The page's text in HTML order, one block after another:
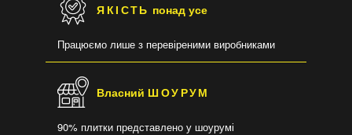
ЯКІСТЬ понад усе
Працюємо лише з перевіреними виробниками
Власний ШОУРУМ
90% плитки представлено у шоурумі